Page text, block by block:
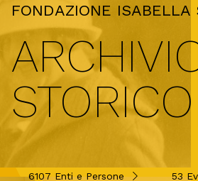
FONDAZIONE ISABELLA
STORICO
6107 Enti e Persone 53